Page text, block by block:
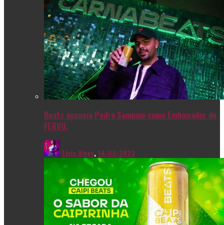
Beats anuncia Pedro Sampaio como Embaixador do
FERVO.
Livia Alves,14/02/2023